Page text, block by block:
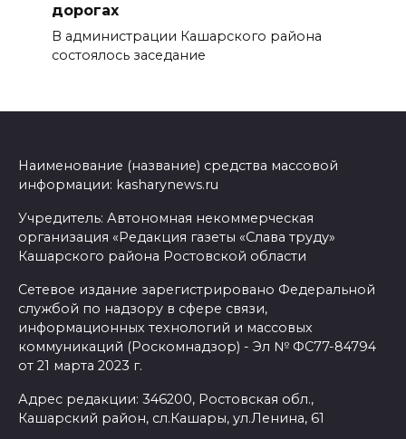
дорогах
В администрации Кашарского района
состоялось заседание
Наименование (название) средства массовой
информации: kasharynews.ru
Учредитель: Автономная некоммерческая
организация «Редакция газеты «Слава труду»
Кашарского района Ростовской области
Сетевое издание зарегистрировано Федеральной
службой по надзору в сфере связи,
информационных технологий и массовых
коммуникаций (Роскомнадзор) - Эл № ФС77-84794
от 21 марта 2023 г.
Адрес редакции: 346200, Ростовская обл.,
Кашарский район, сл.Кашары, ул.Ленина, 61